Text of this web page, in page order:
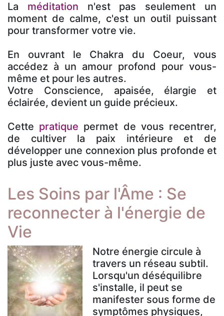
La méditation n'est pas seulement un
moment de calme, c'est un outil puissant
pour transformer votre vie.
En ouvrant le Chakra du Coeur, vous
accédez à un amour profond pour vous-
même et pour les autres.
Votre Conscience, apaisée, élargie et
éclairée, devient un guide précieux.
Cette pratique permet de vous recentrer,
de cultiver la paix intérieure et de
développer une connexion plus profonde et
plus juste avec vous-même.
Les Soins par l'Âme : Se
reconnecter à l'énergie de
Vie
Notre énergie circule à
travers un réseau subtil.
Lorsqu'un déséquilibre
s'installe, il peut se
manifester sous forme de
symptômes physiques,